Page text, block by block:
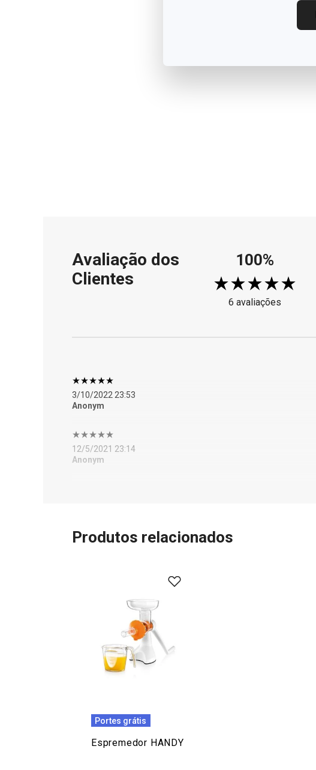
Avaliação dos
Clientes
100%
6 avaliações
3/10/2022 23:53
Anonym
12/5/2021 23:14
Anonym
Produtos relacionados
Portes grátis
Espremedor HANDY